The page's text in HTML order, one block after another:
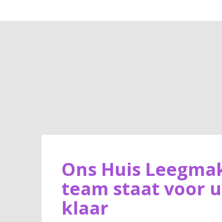
Ons Huis
team staat voor u
klaar